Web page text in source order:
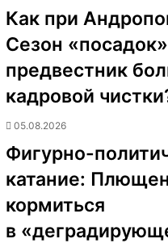
Как при
Сезон
предвестник
кадровой
05.08.2026
Фигурно-
катание:
кормиться
в